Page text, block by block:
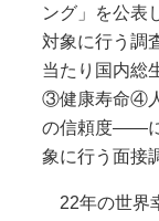
ング」を公表
対象に行う調
当たり国内総
③健康寿命④
の信頼度――
象に行う面接
22年の世界